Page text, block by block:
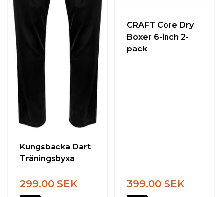
Kungsbacka Dart
Träningsbyxa
299.00 SEK
CRAFT Core Dry
Boxer 6-inch 2-
pack
399.00 SEK